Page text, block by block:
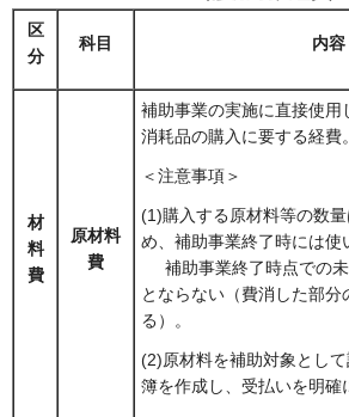
区
分
科目 内容
材
料
費
原材料
費
補助事業の実施に直接使用
消耗品の購入に要する経費。
＜注意事項＞
(1)購入する原材料等の数
め、補助事業終了時には使
補助事業終了時点での未
とならない（費消した部分
る）。
(2)原材料を補助対象とし
簿を作成し、受払いを明確